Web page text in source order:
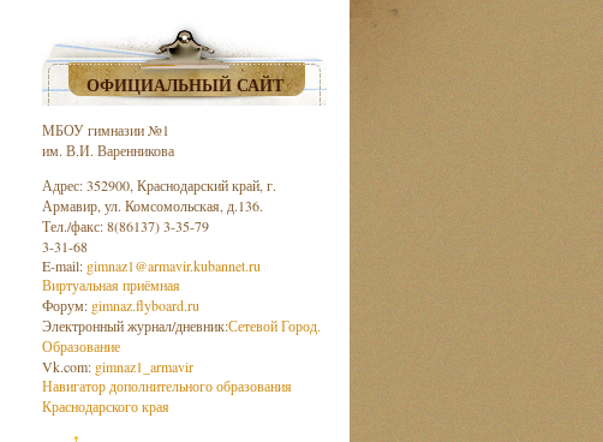
ОФИЦИАЛЬНЫЙ САЙТ
МБОУ гимназии №1
им. В.И. Варенникова
Адрес: 352900, Краснодарский край, г.
Армавир, ул. Комсомольская, д.136.
Тел./факс: 8(86137) 3-35-79
3-31-68
E-mail: gimnaz1@armavir.kubannet.ru
Виртуальная приёмная
Форум: gimnaz.flyboard.ru
Электронный журнал/дневник:Сетевой Город.
Образование
Vk.com: gimnaz1_armavir
Навигатор дополнительного образования
Краснодарского края